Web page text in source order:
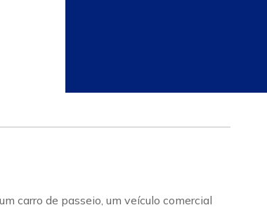
carro de passeio, um veículo comercial